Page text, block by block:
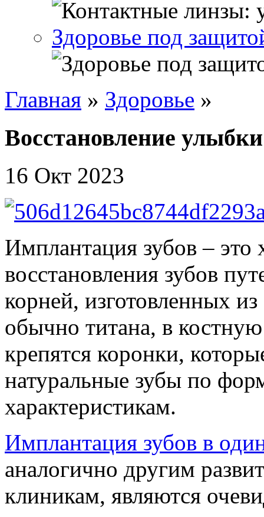
Здоровье под
Главная » Здоровье »
Восстановление
16 Окт 2023
Имплантация зубов – это
восстановления зубов
корней, изготовленных
обычно титана, в
крепятся коронки,
натуральные зубы по
характеристикам.
Имплантация зубов в
аналогично другим
клиникам, являются